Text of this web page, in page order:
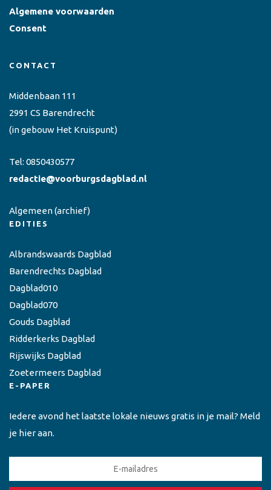
Algemene voorwaarden
Consent
CONTACT
Middenbaan 111
2991 CS Barendrecht
(in gebouw Het Kruispunt)
Tel: 0850430577
redactie@voorburgsdagblad.nl
Algemeen(archief)
EDITIES
Albrandswaards Dagblad
Barendrechts Dagblad
Dagblad010
Dagblad070
Gouds Dagblad
Ridderkerks Dagblad
Rijswijks Dagblad
Zoetermeers Dagblad
E-PAPER
Iedere avond het laatste lokale nieuws gratis in je mail? Meld
je hier aan.